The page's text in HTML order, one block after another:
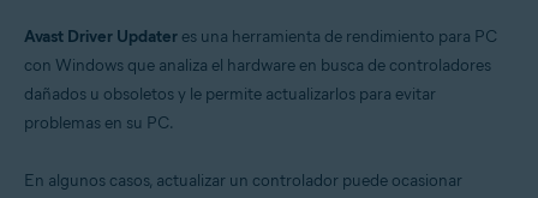
Sistemas operativos:
Microsoft Windows 10 Home/Pro/Enterprise/Education - 32 o 64 bits
Avast Driver Updater es una herramienta de rendimiento para PC
con Windows que analiza el hardware en busca de controladores
dañados u obsoletos y le permite actualizarlos para evitar
problemas en su PC.
En algunos casos, actualizar un controlador puede ocasionar